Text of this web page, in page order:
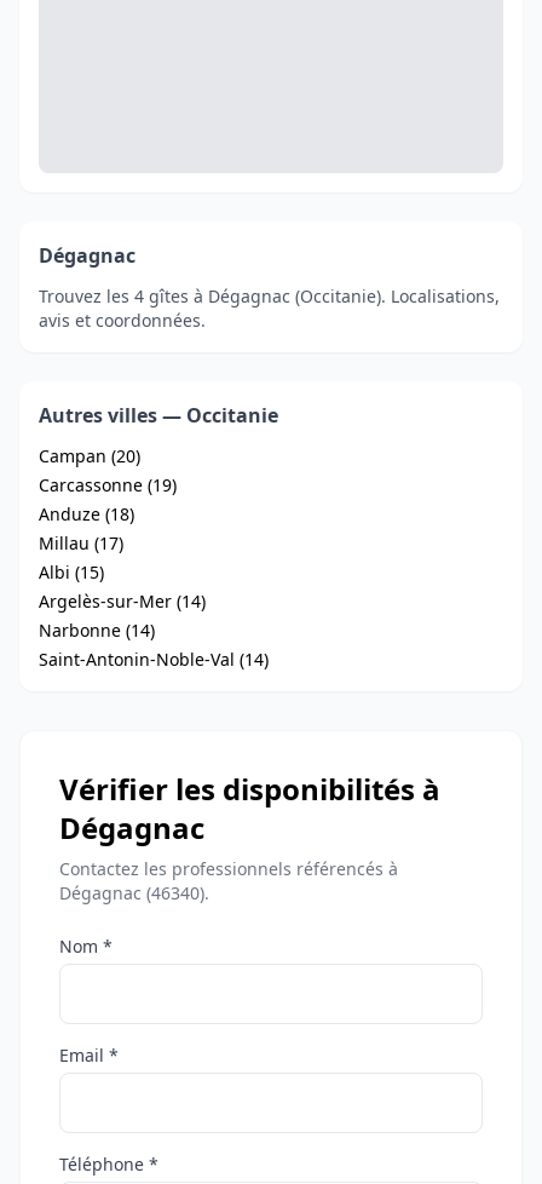
Dégagnac
Trouvez les 4 gîtes à Dégagnac (Occitanie). Localisations,
avis et coordonnées.
Autres villes — Occitanie
Campan (20)
Carcassonne (19)
Anduze (18)
Millau (17)
Albi (15)
Argelès-sur-Mer (14)
Narbonne (14)
Saint-Antonin-Noble-Val (14)
Vérifier les disponibilités à
Dégagnac
Contactez les professionnels référencés à
Dégagnac (46340).
Nom *
Email *
Téléphone *